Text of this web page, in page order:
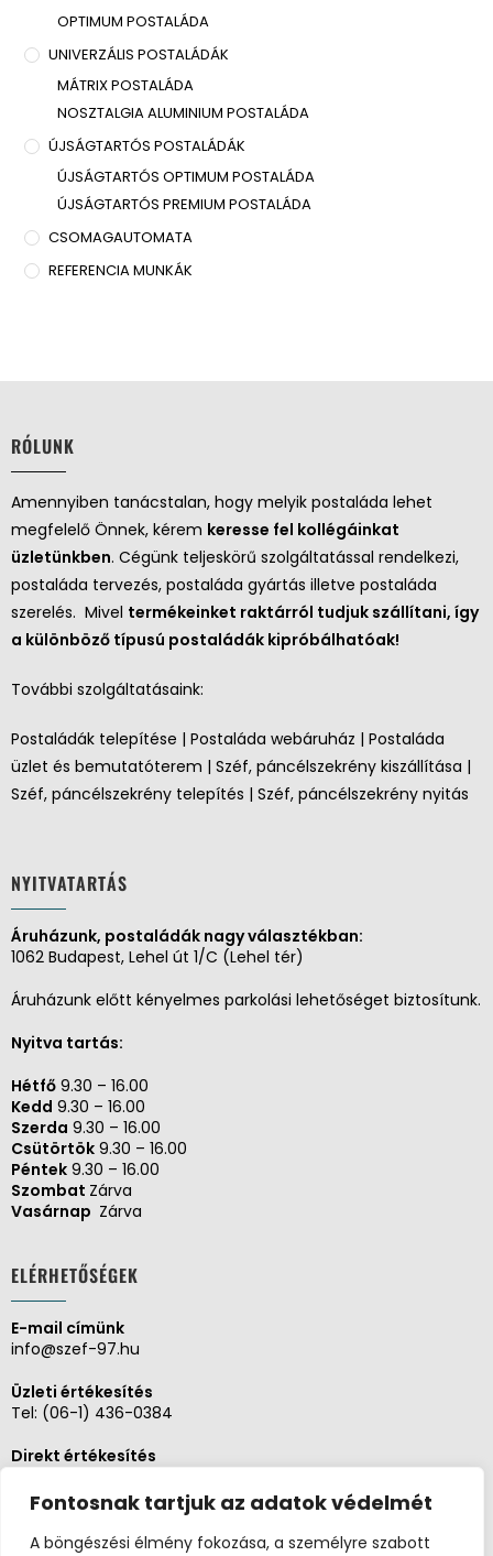
Fontosnak tartjuk az adatok védelmét
A böngészési élmény fokozása, a személyre szabott
OPTIMUM POSTALÁDA
UNIVERZÁLIS POSTALÁDÁK
MÁTRIX POSTALÁDA
NOSZTALGIA ALUMINIUM POSTALÁDA
ÚJSÁGTARTÓS POSTALÁDÁK
ÚJSÁGTARTÓS OPTIMUM POSTALÁDA
ÚJSÁGTARTÓS PREMIUM POSTALÁDA
CSOMAGAUTOMATA
REFERENCIA MUNKÁK
RÓLUNK
Amennyiben tanácstalan, hogy melyik postaláda lehet
megfelelő Önnek, kérem keresse fel kollégáinkat
üzletünkben. Cégünk teljeskörű szolgáltatással rendelkezi,
postaláda tervezés, postaláda gyártás illetve postaláda
szerelés. Mivel termékeinket raktárról tudjuk szállítani, így
a különböző típusú postaládák kipróbálhatóak!
További szolgáltatásaink:
Postaládák telepítése | Postaláda webáruház | Postaláda
üzlet és bemutatóterem | Széf, páncélszekrény kiszállítása |
Széf, páncélszekrény telepítés | Széf, páncélszekrény nyitás
NYITVATARTÁS
Áruházunk, postaládák nagy választékban:
1062 Budapest, Lehel út 1/C (Lehel tér)
Áruházunk előtt kényelmes parkolási lehetőséget biztosítunk.
Nyitva tartás:
Hétfő 9.30 – 16.00
Kedd 9.30 – 16.00
Szerda 9.30 – 16.00
Csütörtök 9.30 – 16.00
Péntek 9.30 – 16.00
Szombat Zárva
Vasárnap Zárva
ELÉRHETŐSÉGEK
E-mail címünk
info@szef-97.hu
Üzleti értékesítés
Tel: (06-1) 436-0384
Direkt értékesítés
Adminisztráció, Pénzügy
Tel: (06-1) 430-1930